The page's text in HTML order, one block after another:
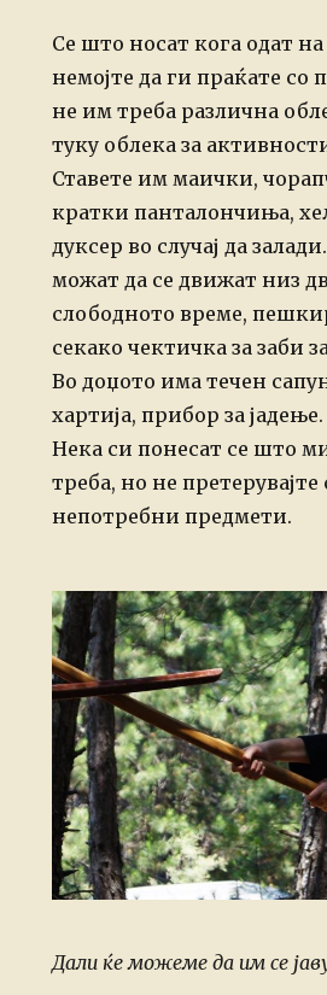
Се што носат кога одат
немојте да ги праќате
не им треба различна
туку облека за
Ставете им маички,
кратки панталончиња,
дуксер во случај да
можат да се движат низ
слободното време,
секако чектичка за заби
Во доџото има течен
хартија, прибор за јадење.
Нека си понесат се што
треба, но не
непотребни предмети.
Дали ќе можеме да им се